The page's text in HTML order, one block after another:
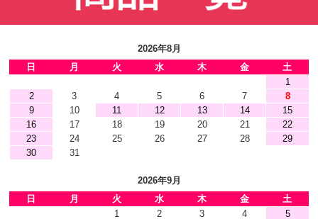
2026年8月
日
月 火 水 木 金
土
1
2
3 4 5 6 7
8
9
10 11 12 13 14
15
16
17 18 19 20 21
22
23
24 25 26 27 28
29
30
31
2026年9月
日
月 火 水 木 金
土
1
2 3 4 5